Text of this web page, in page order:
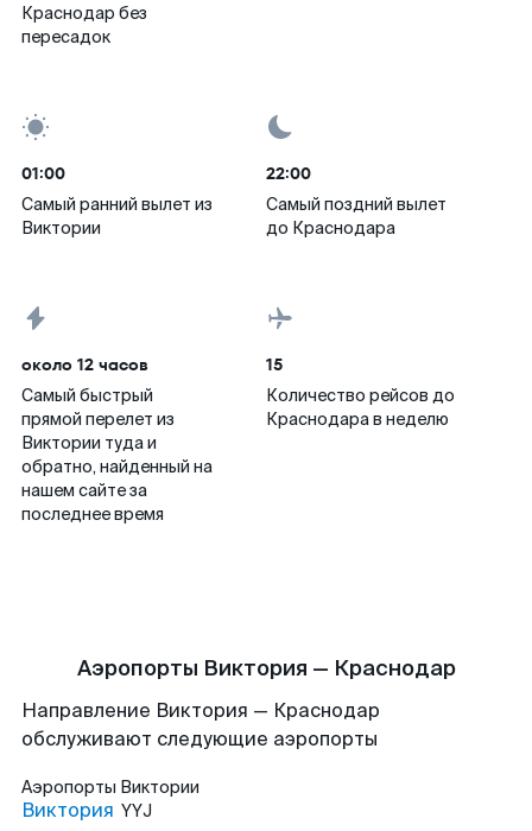
Краснодар без
пересадок
01:00
Самый ранний вылет из
Виктории
22:00
Самый поздний вылет
до Краснодара
около 12 часов
Самый быстрый
прямой перелет из
Виктории туда и
обратно, найденный на
нашем сайте за
последнее время
15
Количество рейсов до
Краснодара в неделю
Аэропорты Виктория — Краснодар
Направление Виктория — Краснодар
обслуживают следующие аэропорты
Аэропорты Виктории
Виктория YYJ